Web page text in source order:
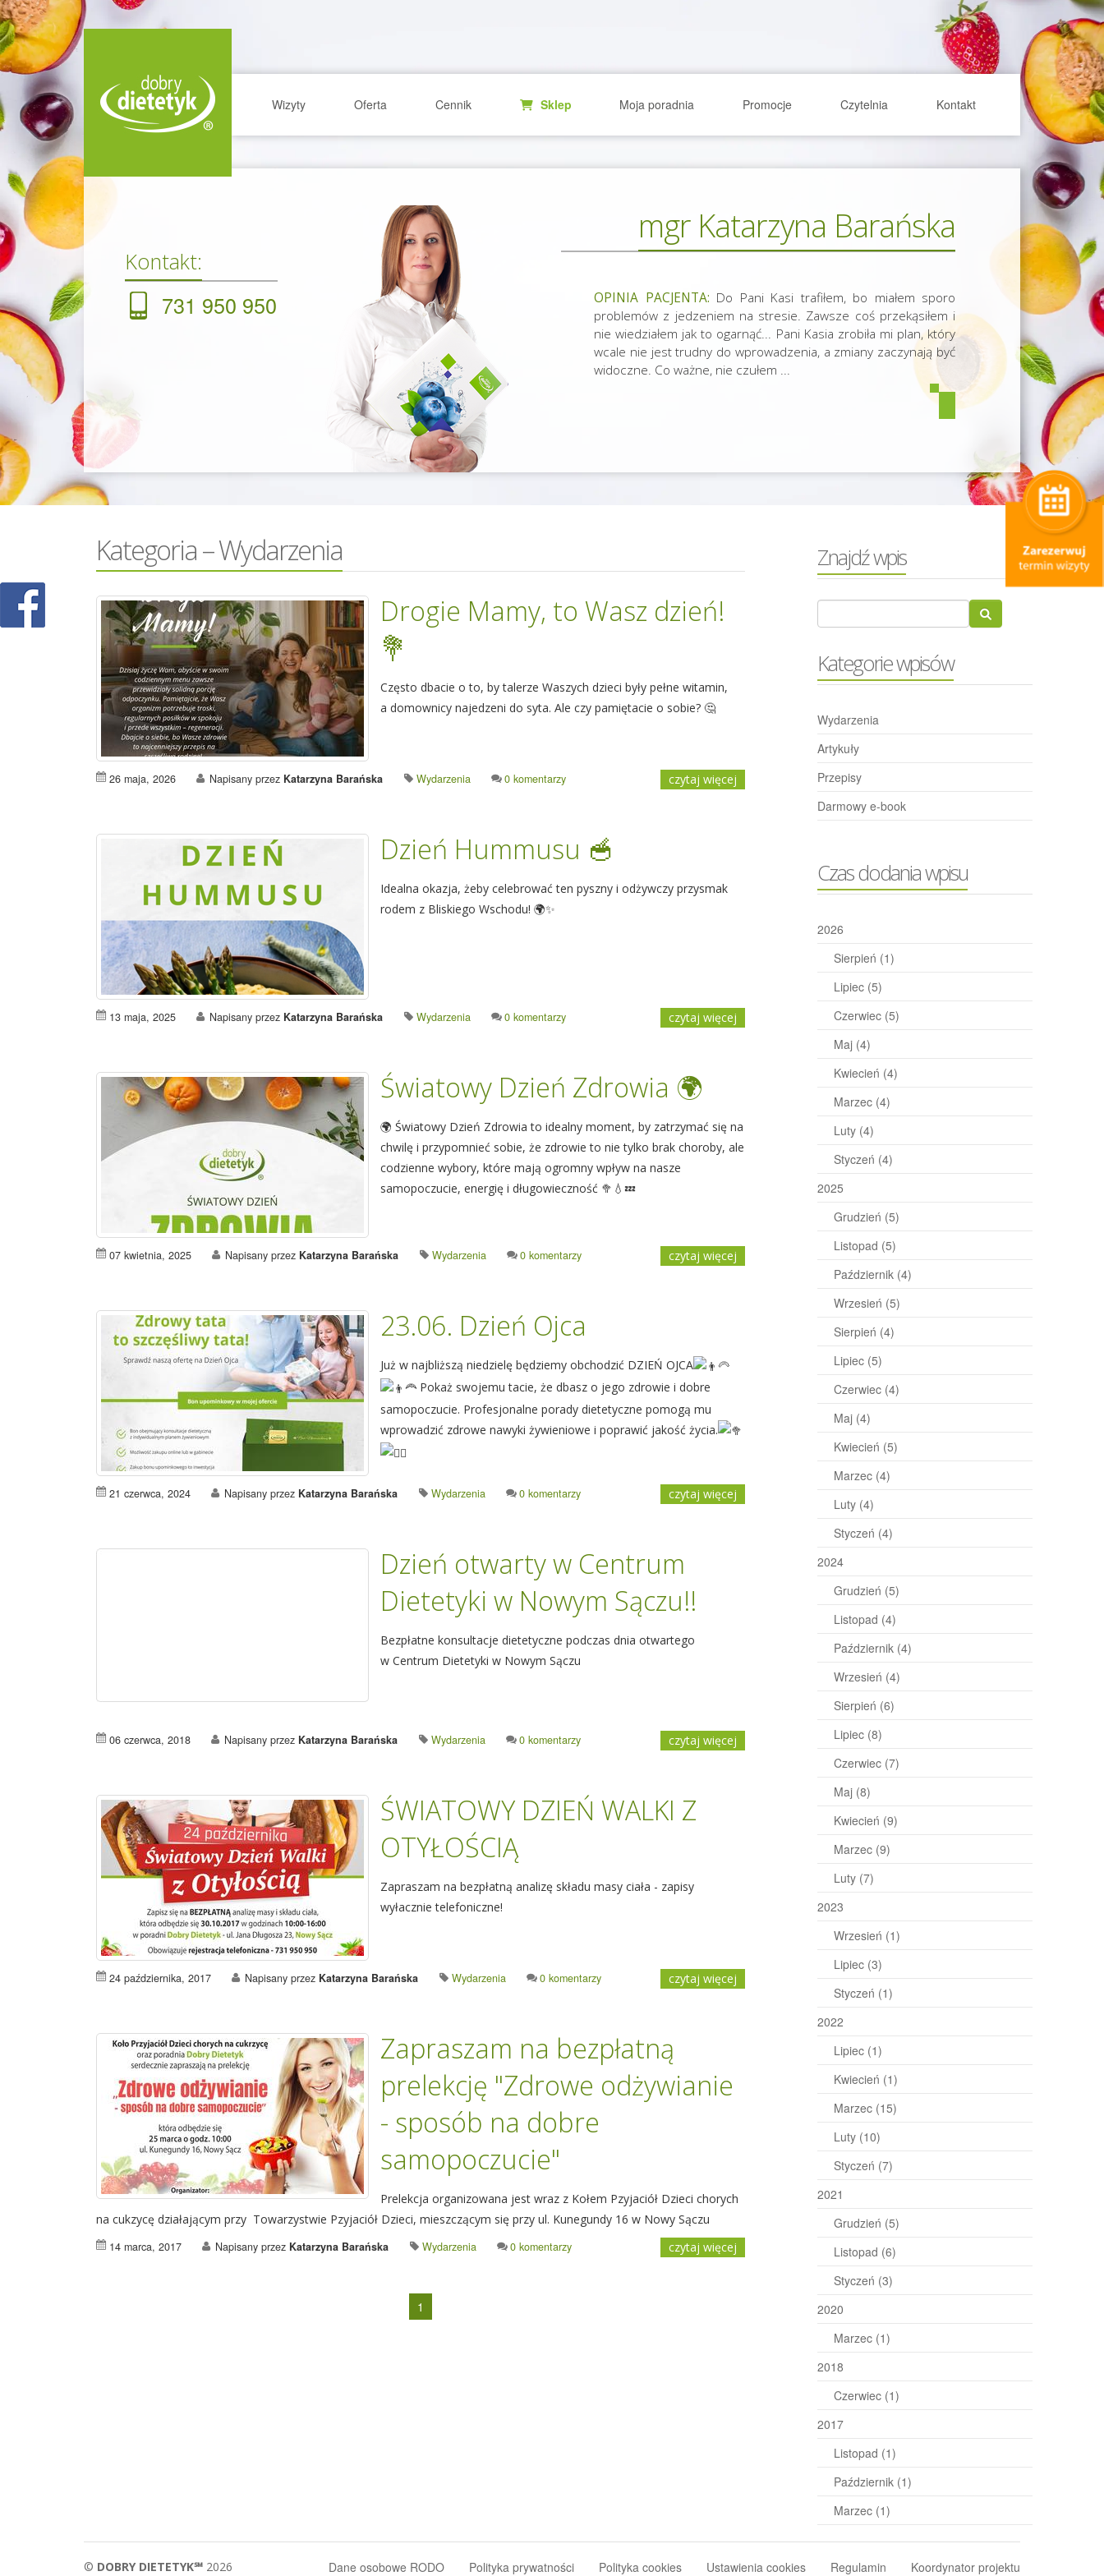
Wizyty Oferta Cennik Sklep Moja poradnia Promocje Czytelnia Kontakt
Kontakt:
731 950 950
mgr Katarzyna Barańska
OPINIA PACJENTA: Do Pani Kasi trafiłem, bo miałem sporo
problemów z jedzeniem na stresie. Zawsze coś przekąsiłem i
nie wiedziałem jak to ogarnąć... Pani Kasia zrobiła mi plan, który
wcale nie jest trudny do wprowadzenia, a zmiany zaczynają być
widoczne. Co ważne, nie czułem ...
Kategoria – Wydarzenia
Drogie Mamy, to Wasz dzień!
💐
Często dbacie o to, by talerze Waszych dzieci były pełne witamin,
a domownicy najedzeni do syta. Ale czy pamiętacie o sobie? 🤔
26 maja, 2026 Napisany przez Katarzyna Barańska Wydarzenia 0 komentarzy czytaj więcej
Dzień Hummusu 🥣
Idealna okazja, żeby celebrować ten pyszny i odżywczy przysmak
rodem z Bliskiego Wschodu! 🌍✨
13 maja, 2025 Napisany przez Katarzyna Barańska Wydarzenia 0 komentarzy czytaj więcej
Światowy Dzień Zdrowia 🌍
🌍 Światowy Dzień Zdrowia to idealny moment, by zatrzymać się na
chwilę i przypomnieć sobie, że zdrowie to nie tylko brak choroby, ale
codzienne wybory, które mają ogromny wpływ na nasze
samopoczucie, energię i długowieczność 🥦💧💤
07 kwietnia, 2025 Napisany przez Katarzyna Barańska Wydarzenia 0 komentarzy czytaj więcej
23.06. Dzień Ojca
Już w najbliższą niedzielę będziemy obchodzić DZIEŃ OJCA
Pokaż swojemu tacie, że dbasz o jego zdrowie i dobre
samopoczucie. Profesjonalne porady dietetyczne pomogą mu
wprowadzić zdrowe nawyki żywieniowe i poprawić jakość życia.
21 czerwca, 2024 Napisany przez Katarzyna Barańska Wydarzenia 0 komentarzy czytaj więcej
Dzień otwarty w Centrum
Dietetyki w Nowym Sączu!!
Bezpłatne konsultacje dietetyczne podczas dnia otwartego
w Centrum Dietetyki w Nowym Sączu
06 czerwca, 2018 Napisany przez Katarzyna Barańska Wydarzenia 0 komentarzy czytaj więcej
ŚWIATOWY DZIEŃ WALKI Z
OTYŁOŚCIĄ
Zapraszam na bezpłatną analizę składu masy ciała - zapisy
wyłacznie telefoniczne!
24 października, 2017 Napisany przez Katarzyna Barańska Wydarzenia 0 komentarzy czytaj więcej
Zapraszam na bezpłatną
prelekcję "Zdrowe odżywianie
- sposób na dobre
samopoczucie"
Prelekcja organizowana jest wraz z Kołem Pzyjaciół Dzieci chorych
na cukzycę działającym przy Towarzystwie Pzyjaciół Dzieci, mieszczącym się przy ul. Kunegundy 16 w Nowy Sączu
14 marca, 2017 Napisany przez Katarzyna Barańska Wydarzenia 0 komentarzy czytaj więcej
1
Znajdź wpis
Kategorie wpisów
Wydarzenia
Artykuły
Przepisy
Darmowy e-book
Czas dodania wpisu
2026
Sierpień (1)
Lipiec (5)
Czerwiec (5)
Maj (4)
Kwiecień (4)
Marzec (4)
Luty (4)
Styczeń (4)
2025
Grudzień (5)
Listopad (5)
Październik (4)
Wrzesień (5)
Sierpień (4)
Lipiec (5)
Czerwiec (4)
Maj (4)
Kwiecień (5)
Marzec (4)
Luty (4)
Styczeń (4)
2024
Grudzień (5)
Listopad (4)
Październik (4)
Wrzesień (4)
Sierpień (6)
Lipiec (8)
Czerwiec (7)
Maj (8)
Kwiecień (9)
Marzec (9)
Luty (7)
2023
Wrzesień (1)
Lipiec (3)
Styczeń (1)
2022
Lipiec (1)
Kwiecień (1)
Marzec (15)
Luty (10)
Styczeń (7)
2021
Grudzień (5)
Listopad (6)
Styczeń (3)
2020
Marzec (1)
2018
Czerwiec (1)
2017
Listopad (1)
Październik (1)
Marzec (1)
© DOBRY DIETETYK℠ 2026 Dane osobowe RODO Polityka prywatności Polityka cookies Ustawienia cookies Regulamin Koordynator projektu